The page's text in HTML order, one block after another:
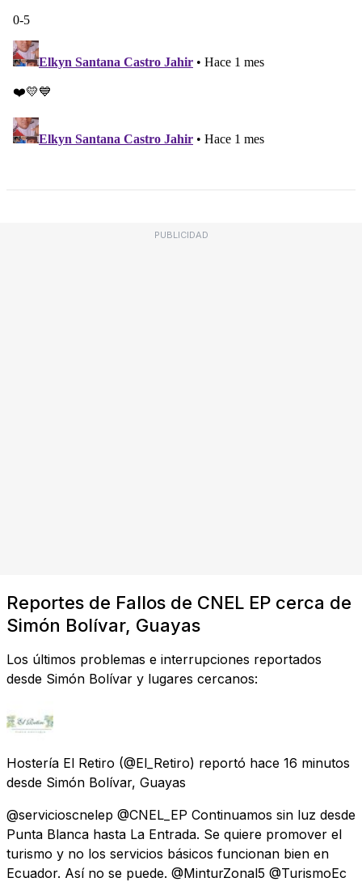
PUBLICIDAD
Reportes de Fallos de CNEL EP cerca de
Simón Bolívar, Guayas
Los últimos problemas e interrupciones reportados
desde Simón Bolívar y lugares cercanos:
Hostería El Retiro (@El_Retiro) reportó hace 16 minutos
desde Simón Bolívar, Guayas
@servicioscnelep @CNEL_EP Continuamos sin luz desde
Punta Blanca hasta La Entrada. Se quiere promover el
turismo y no los servicios básicos funcionan bien en
Ecuador. Así no se puede. @MinturZonal5 @TurismoEc